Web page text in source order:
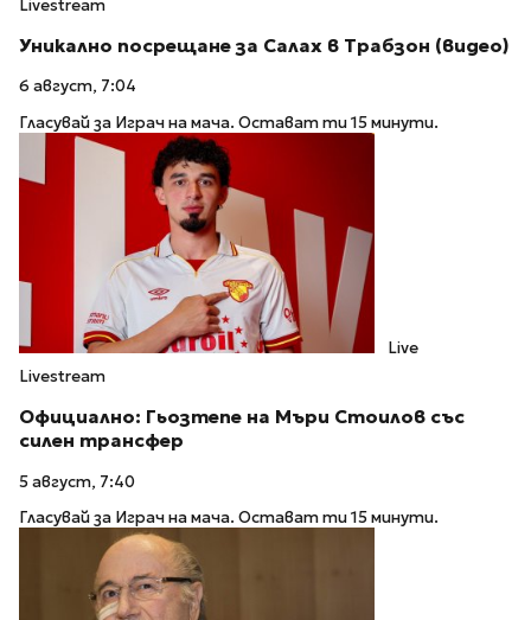
Livestream
Уникално посрещане за Салах в Трабзон (видео)
6 август, 7:04
Гласувай за Играч на мача. Остават ти 15 минути.
Live
Livestream
Официално: Гьозтепе на Мъри Стоилов със
силен трансфер
5 август, 7:40
Гласувай за Играч на мача. Остават ти 15 минути.